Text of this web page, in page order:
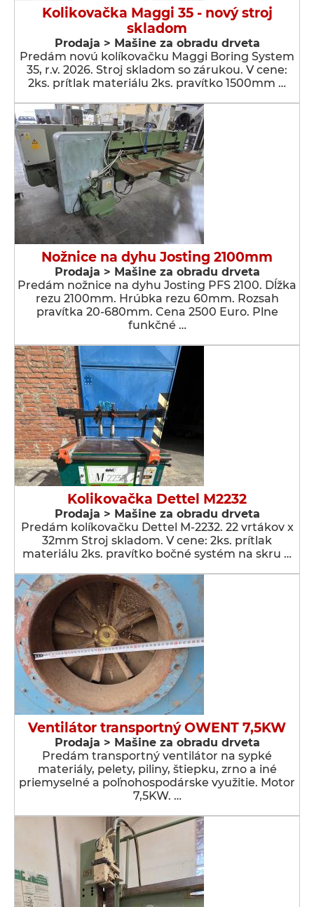
Kolikovačka Maggi 35 - nový stroj
skladom
Prodaja > Мašine za obradu drveta
Predám novú kolíkovačku Maggi Boring System
35, r.v. 2026. Stroj skladom so zárukou. V cene:
2ks. prítlak materiálu 2ks. pravítko 1500mm …
Nožnice na dyhu Josting 2100mm
Prodaja > Мašine za obradu drveta
Predám nožnice na dyhu Josting PFS 2100. Dĺžka
rezu 2100mm. Hrúbka rezu 60mm. Rozsah
pravítka 20-680mm. Cena 2500 Euro. Plne
funkčné …
Kolikovačka Dettel M2232
Prodaja > Мašine za obradu drveta
Predám kolíkovačku Dettel M-2232. 22 vrtákov x
32mm Stroj skladom. V cene: 2ks. prítlak
materiálu 2ks. pravítko bočné systém na skru …
Ventilátor transportný OWENT 7,5KW
Prodaja > Мašine za obradu drveta
Predám transportný ventilátor na sypké
materiály, pelety, piliny, štiepku, zrno a iné
priemyselné a poľnohospodárske využitie. Motor
7,5KW. …